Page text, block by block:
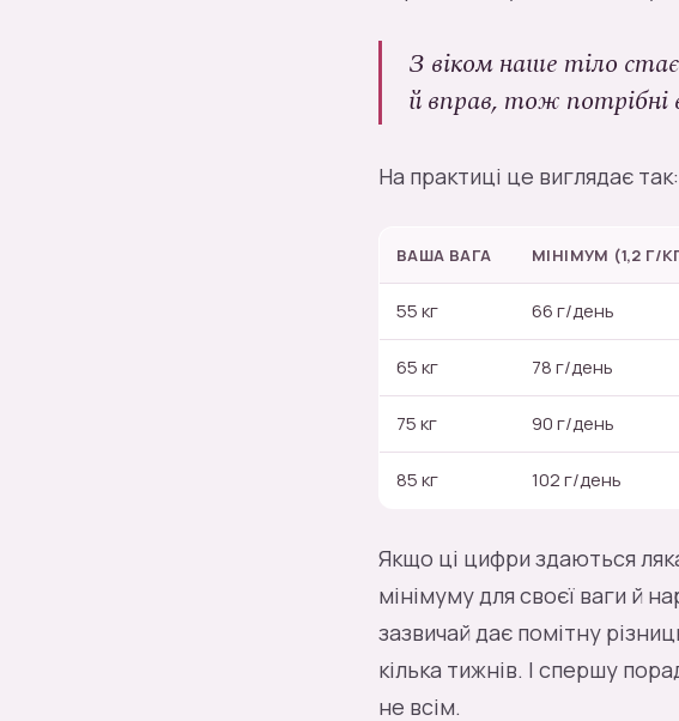
З віком наше тіло
й вправ, тож потрібні
На практиці це виглядає так:
ВАША ВАГА МІНІМУМ (1,2 Г/
55 кг 66 г/день
65 кг 78 г/день
75 кг 90 г/день
85 кг 102 г/день
Якщо ці цифри здаються
мінімуму для своєї ваги й
зазвичай дає помітну
кілька тижнів. І спершу
не всім.